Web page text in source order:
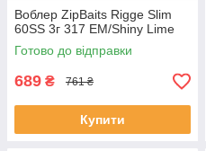
Воблер ZipBaits Rigge Slim
60SS 3г 317 EM/Shiny Lime
Готово до відправки
689 ₴ 761 ₴
Купити